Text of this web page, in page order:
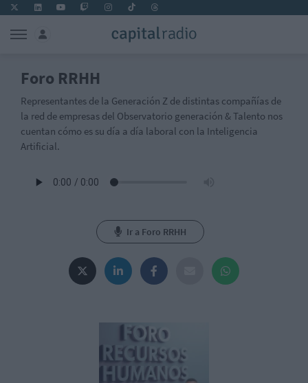
Foro RRHH
Representantes de la Generación Z de distintas compañías de
la red de empresas del Observatorio generación & Talento nos
cuentan cómo es su día a día laboral con la Inteligencia
Artificial.
Ir a Foro RRHH